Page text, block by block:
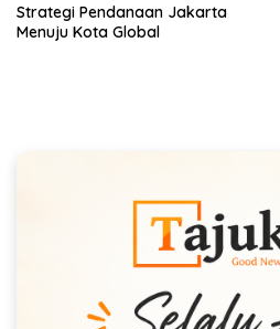
Strategi Pendanaan Jakarta
Menuju Kota Global